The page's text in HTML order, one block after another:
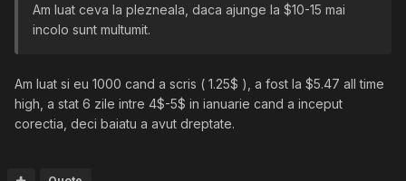
Am luat ceva la plezneala, daca ajunge la $10-15 mai
incolo sunt multumit.
Am luat si eu 1000 cand a scris ( 1.25$ ), a fost la $5.47 all time
high, a stat 6 zile intre 4$-5$ in ianuarie cand a inceput
corectia, deci baiatu a avut dreptate.